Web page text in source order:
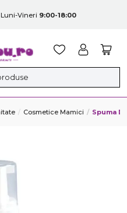
Luni-Vineri 9:00-18:00
Cosmetice Mamici Spuma